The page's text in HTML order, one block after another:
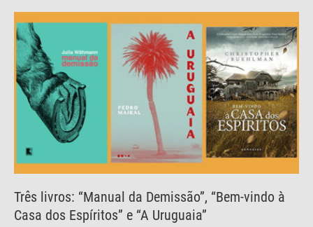
Três livros: “Manual da Demissão”, “Bem-vindo à
Casa dos Espíritos” e “A Uruguaia”